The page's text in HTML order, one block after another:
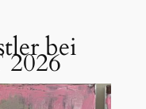
bei